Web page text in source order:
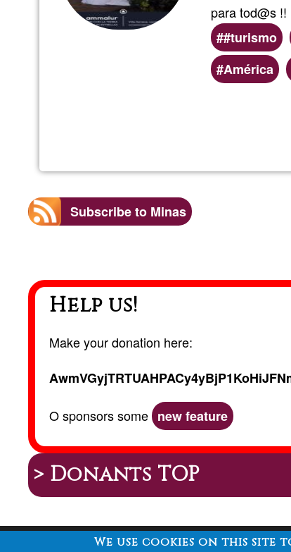
para tod@s !!
#turismo
Preferred
(geographic)
América
Subscribe to Minas
Help us!
Make your donation here:
O sponsors some new feature
> Donants TOP
We use cookies on this site